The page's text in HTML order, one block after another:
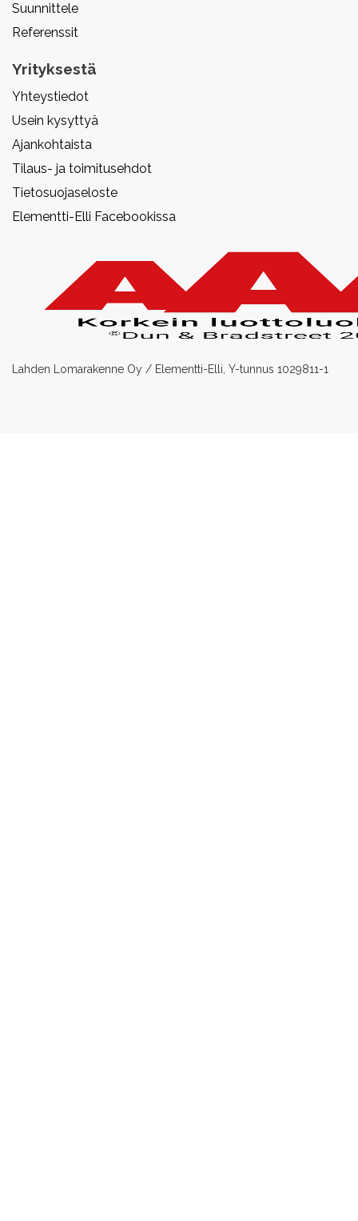
Suunnittele
Referenssit
Yrityksestä
Yhteystiedot
Usein kysyttyä
Ajankohtaista
Tilaus- ja toimitusehdot
Tietosuojaseloste
Elementti-Elli Facebookissa
Lahden Lomarakenne Oy / Elementti-Elli, Y-tunnus 1029811-1